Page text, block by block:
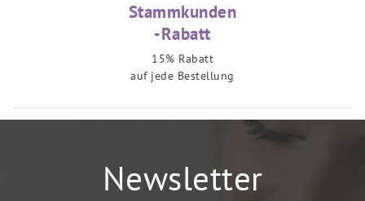
Stammkunden
-Rabatt
15% Rabatt
auf jede Bestellung
Newsletter